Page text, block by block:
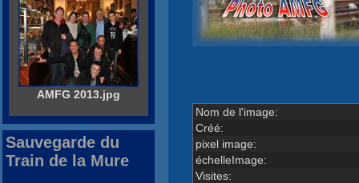
Nom de l'image:
Créé:
pixel image:
échelleImage:
Visites:
AMFG 2013.jpg
Sauvegarde du
Train de la Mure